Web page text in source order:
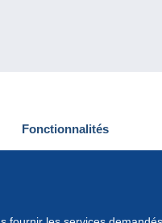
Fonctionnalités
Nouveautés